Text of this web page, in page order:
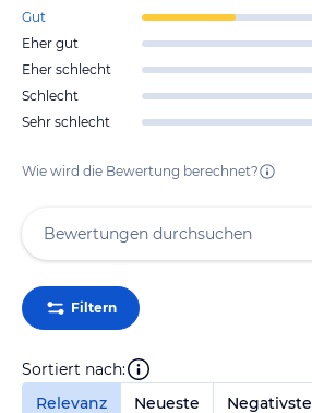
Gut
Eher gut
Eher schlecht
Schlecht
Sehr schlecht
Wie wird die Bewertung berechnet?
Filtern
Sortiert nach:
Relevanz
Neueste Negativste